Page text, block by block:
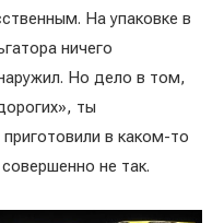
На упаковке в
ничего
Но дело в том,
ты
в каком-то
не так.